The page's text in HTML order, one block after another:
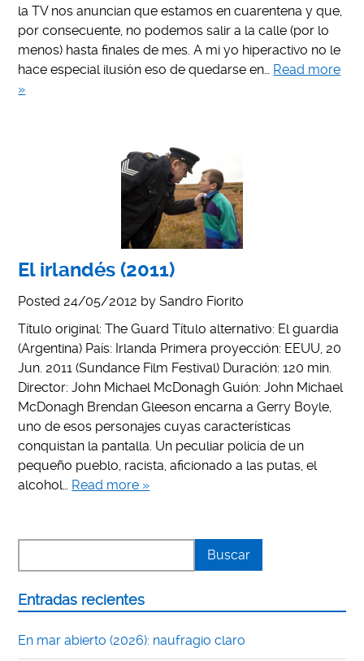
la TV nos anuncian que estamos en cuarentena y que,
por consecuente, no podemos salir a la calle (por lo
menos) hasta finales de mes. A mi yo hiperactivo no le
hace especial ilusión eso de quedarse en… Read more
»
El irlandés (2011)
Posted 24/05/2012 bySandro Fiorito
Título original: The Guard Título alternativo: El guardia
(Argentina) País: Irlanda Primera proyección: EEUU, 20
Jun. 2011 (Sundance Film Festival) Duración: 120 min.
Director: John Michael McDonagh Guión: John Michael
McDonagh Brendan Gleeson encarna a Gerry Boyle,
uno de esos personajes cuyas características
conquistan la pantalla. Un peculiar policía de un
pequeño pueblo, racista, aficionado a las putas, el
alcohol… Read more »
Entradas recientes
En mar abierto (2026): naufragio claro